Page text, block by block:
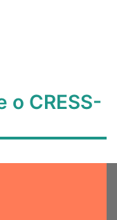
o CRESS-